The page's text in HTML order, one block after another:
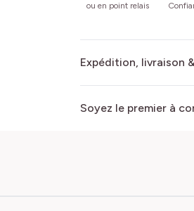
ou en point relais
Expédition, livraison
Soyez le premier à